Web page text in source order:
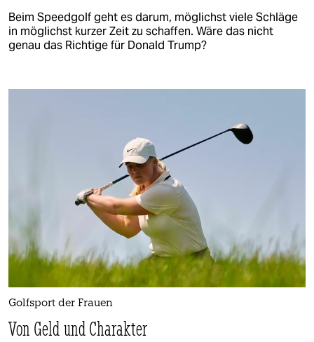
Beim Speedgolf geht es darum, möglichst viele Schläge
in möglichst kurzer Zeit zu schaffen. Wäre das nicht
genau das Richtige für Donald Trump?
Golfsport der Frauen
Von Geld und Charakter